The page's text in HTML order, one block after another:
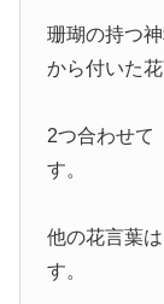
珊瑚の持つ
から付いた花
2つ合わせて
す。
他の花言葉は
す。